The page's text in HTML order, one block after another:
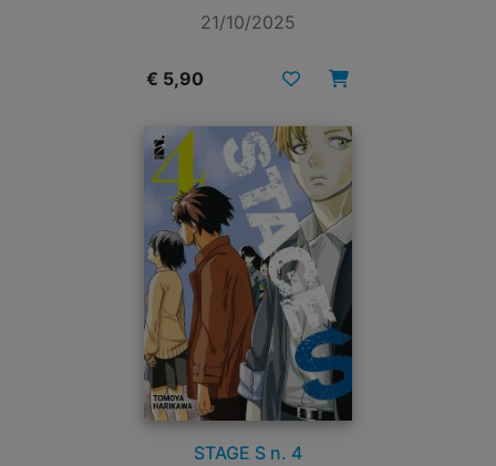
21/10/2025
€ 5,90
STAGE S n. 4